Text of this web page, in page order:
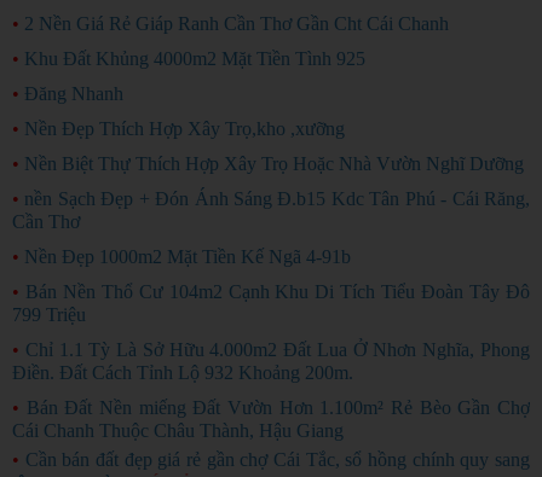
• 2 Nền Giá Rẻ Giáp Ranh Cần Thơ Gần Cht Cái Chanh
• Khu Đất Khủng 4000m2 Mặt Tiền Tình 925
• Đăng Nhanh
• Nền Đẹp Thích Hợp Xây Trọ,kho ,xưỡng
• Nền Biệt Thự Thích Hợp Xây Trọ Hoặc Nhà Vườn Nghĩ Dưỡng
• nền Sạch Đẹp + Đón Ánh Sáng Đ.b15 Kdc Tân Phú - Cái Răng,
Cần Thơ
• Nền Đẹp 1000m2 Mặt Tiền Kế Ngã 4-91b
• Bán Nền Thổ Cư 104m2 Cạnh Khu Di Tích Tiểu Đoàn Tây Đô
799 Triệu
• Chỉ 1.1 Tỳ Là Sở Hữu 4.000m2 Đất Lua Ở Nhơn Nghĩa, Phong
Điền. Đất Cách Tỉnh Lộ 932 Khoảng 200m.
• Bán Đất Nền miếng Đất Vườn Hơn 1.100m² Rẻ Bèo Gần Chợ
Cái Chanh Thuộc Châu Thành, Hậu Giang
• Cần bán đất đẹp giá rẻ gần chợ Cái Tắc, sổ hồng chính quy sang